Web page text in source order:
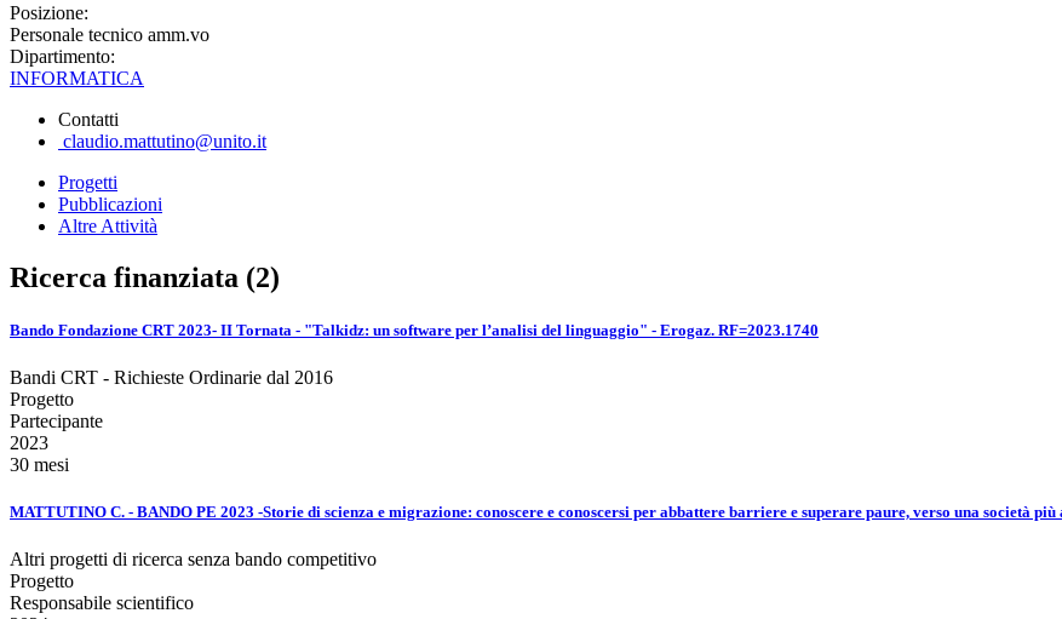
Posizione:
Personale tecnico amm.vo
Dipartimento:
INFORMATICA
Contatti
claudio.mattutino@unito.it
Progetti
Pubblicazioni
Altre Attività
Ricerca finanziata (2)
Bando Fondazione CRT 2023- II Tornata - "Talkidz: un software per l’analisi del linguaggio" - Erogaz. RF=2023.1740
Bandi CRT - Richieste Ordinarie dal 2016
Progetto
Partecipante
2023
30 mesi
MATTUTINO C. - BANDO PE 2023 -Storie di scienza e migrazione: conoscere e conoscersi per abbattere barriere e superare paure, verso una società
Altri progetti di ricerca senza bando competitivo
Progetto
Responsabile scientifico